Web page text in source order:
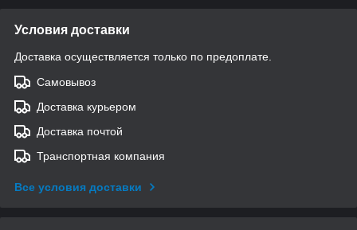
Условия доставки
Доставка осуществляется только по предоплате.
Самовывоз
Доставка курьером
Доставка почтой
Транспортная компания
Все условия доставки